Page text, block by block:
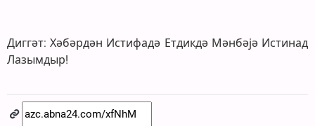
Диггәт: Хәбәрдән Истифадә Етдикдә Мәнбәјә Истинад
Лазымдыр!